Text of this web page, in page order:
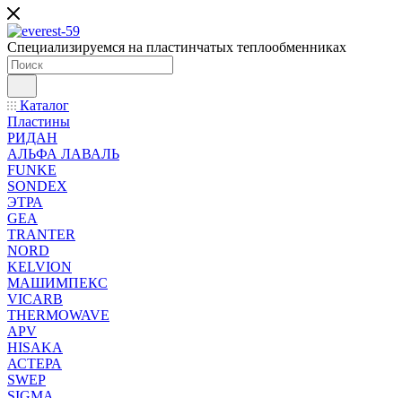
Специализируемся на пластинчатых теплообменниках
Каталог
Пластины
РИДАН
АЛЬФА ЛАВАЛЬ
FUNKE
SONDEX
ЭТРА
GEA
TRANTER
NORD
KELVION
МАШИМПЕКС
VICARB
THERMOWAVE
APV
HISAKA
АСТЕРА
SWEP